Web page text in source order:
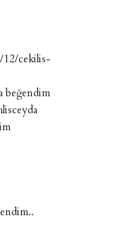
cekilis-
beğendim